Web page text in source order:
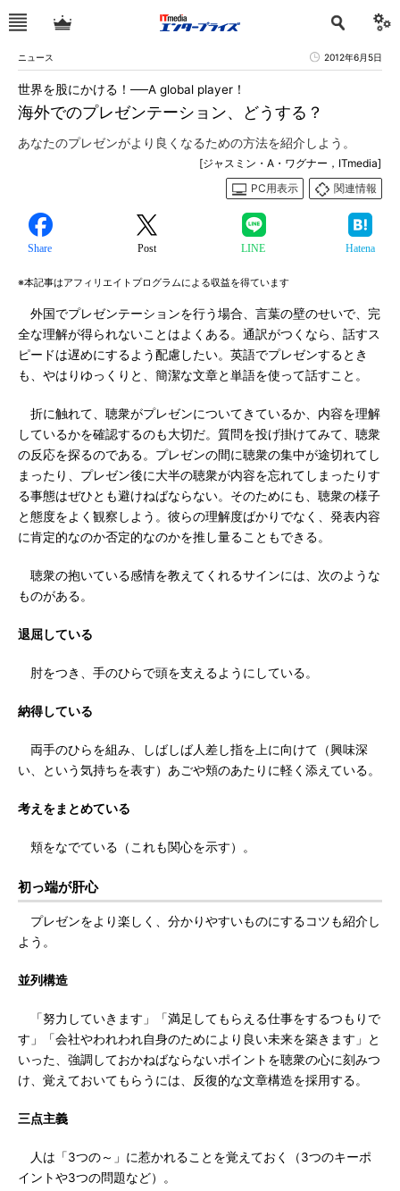
ニュース 2012年6月5日
海外でのプレゼンテーション、どうする？
世界を股にかける！──A global player！
あなたのプレゼンがより良くなるための方法を紹介しよう。
[ジャスミン・A・ワグナー，ITmedia]
PC用表示
関連情報
Share Post LINE Hatena
※本記事はアフィリエイトプログラムによる収益を得ています
外国でプレゼンテーションを行う場合、言葉の壁のせいで、完
全な理解が得られないことはよくある。通訳がつくなら、話すス
ピードは遅めにするよう配慮したい。英語でプレゼンするとき
も、やはりゆっくりと、簡潔な文章と単語を使って話すこと。
折に触れて、聴衆がプレゼンについてきているか、内容を理解
しているかを確認するのも大切だ。質問を投げ掛けてみて、聴衆
の反応を探るのである。プレゼンの間に聴衆の集中が途切れてし
まったり、プレゼン後に大半の聴衆が内容を忘れてしまったりす
る事態はぜひとも避けねばならない。そのためにも、聴衆の様子
と態度をよく観察しよう。彼らの理解度ばかりでなく、発表内容
に肯定的なのか否定的なのかを推し量ることもできる。
聴衆の抱いている感情を教えてくれるサインには、次のような
ものがある。
退屈している
肘をつき、手のひらで頭を支えるようにしている。
納得している
両手のひらを組み、しばしば人差し指を上に向けて（興味深
い、という気持ちを表す）あごや頬のあたりに軽く添えている。
考えをまとめている
頬をなでている（これも関心を示す）。
初っ端が肝心
プレゼンをより楽しく、分かりやすいものにするコツも紹介し
よう。
並列構造
「努力していきます」「満足してもらえる仕事をするつもりで
す」「会社やわれわれ自身のためにより良い未来を築きます」と
いった、強調しておかねばならないポイントを聴衆の心に刻みつ
け、覚えておいてもらうには、反復的な文章構造を採用する。
三点主義
人は「3つの～」に惹かれることを覚えておく（3つのキーポ
イントや3つの問題など）。